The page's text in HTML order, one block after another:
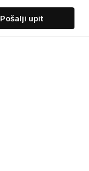
Pošalji upit